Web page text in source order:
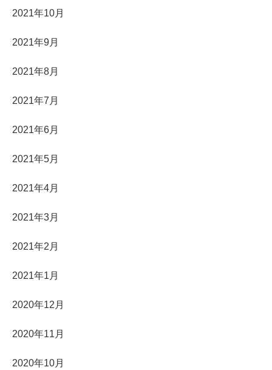
2021年10月
2021年9月
2021年8月
2021年7月
2021年6月
2021年5月
2021年4月
2021年3月
2021年2月
2021年1月
2020年12月
2020年11月
2020年10月